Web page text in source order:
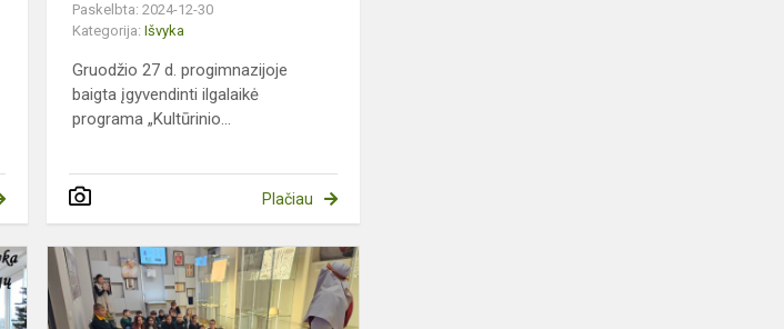
Paskelbta: 2024-12-30
Kategorija:Išvyka
Gruodžio 27 d. progimnazijoje
baigta įgyvendinti ilgalaikė
programa „Kultūrinio...
Plačiau
Ketvirtokų
išvyka
į
Edukacija